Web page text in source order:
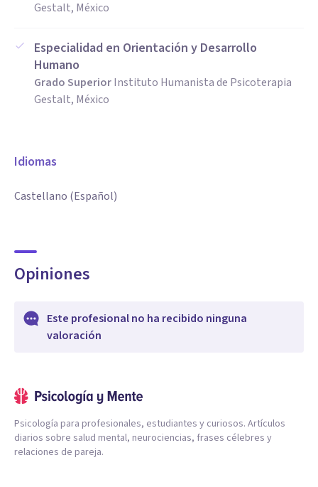
Gestalt, México
Especialidad en Orientación y Desarrollo
Humano
Grado SuperiorInstituto Humanista de Psicoterapia
Gestalt, México
Idiomas
Castellano (Español)
Opiniones
Este profesional no ha recibido ninguna
valoración
Psicología para profesionales, estudiantes y curiosos. Artículos
diarios sobre salud mental, neurociencias, frases célebres y
relaciones de pareja.